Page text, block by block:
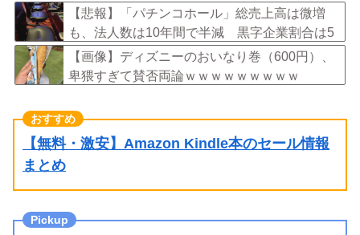
を取るくらいなら詳細を伝えよ」
【悲報】「パチンコホール」総売上高は微増
も、法人数は10年間で半減 黒字企業割合は5
年ぶりに7割超え
【画像】ディズニーのおいなり巻（600円）、
卑猥すぎて賛否両論ｗｗｗｗｗｗｗｗｗ
【無料・激安】Amazon Kindle本のセール情報
まとめ